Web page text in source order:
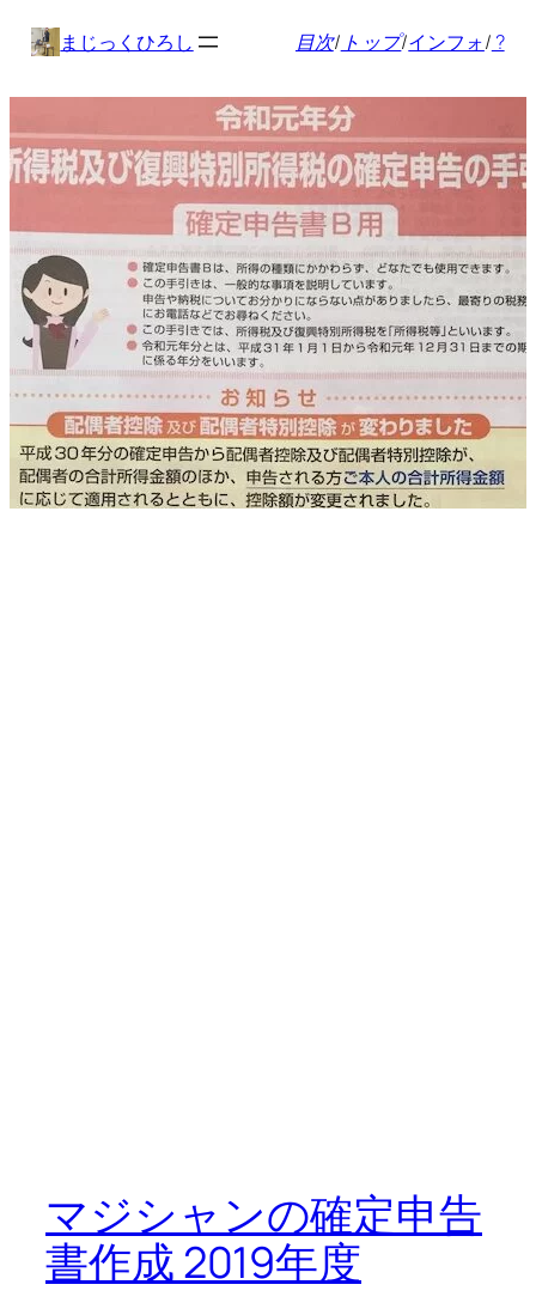
キ
ッ
まじっくひろし 目次/ トップ/インフォ/ ?
マジシャンの確定申告
書作成 2019年度